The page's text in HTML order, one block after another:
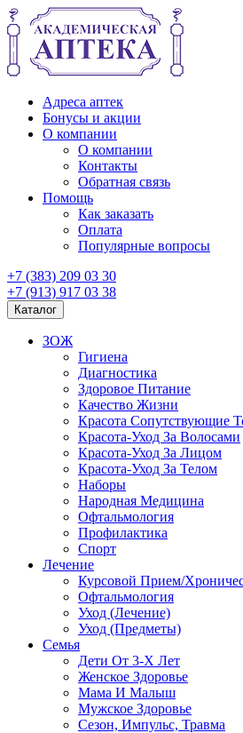
Адреса аптек
Бонусы и акции
О компании
О компании
Контакты
Обратная связь
Помощь
Как заказать
Оплата
Популярные вопросы
+7 (383) 209 03 30
+7 (913) 917 03 38
Каталог
ЗОЖ
Гигиена
Диагностика
Здоровое Питание
Качество Жизни
Красота Сопутствующие
Красота-Уход За Волосами
Красота-Уход За Лицом
Красота-Уход За Телом
Наборы
Народная Медицина
Офтальмология
Профилактика
Спорт
Лечение
Курсовой Прием/
Офтальмология
Уход (Лечение)
Уход (Предметы)
Семья
Дети От 3-Х Лет
Женское Здоровье
Мама И Малыш
Мужское Здоровье
Сезон, Импульс, Травма